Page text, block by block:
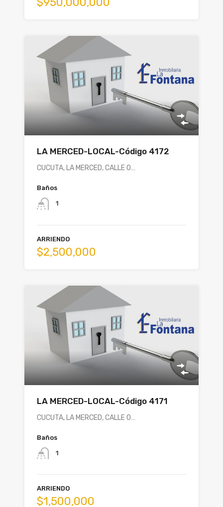
LA MERCED-LOCAL-Código 4172
CUCUTA, LA MERCED, CALLE 0…
Baños
1
ARRIENDO
$2,500,000
LA MERCED-LOCAL-Código 4171
CUCUTA, LA MERCED, CALLE 0…
Baños
1
ARRIENDO
$1,500,000